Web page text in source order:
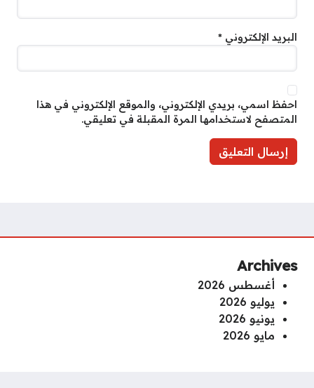
البريد الإلكتروني *
احفظ اسمي، بريدي الإلكتروني، والموقع الإلكتروني في هذا
المتصفح لاستخدامها المرة المقبلة في تعليقي.
Archives
أغسطس 2026
يوليو 2026
يونيو 2026
مايو 2026